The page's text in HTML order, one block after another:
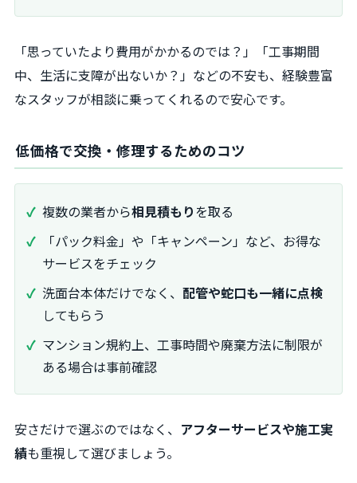
「思っていたより費用がかかるのでは？」「工事期間
中、生活に支障が出ないか？」などの不安も、経験豊富
なスタッフが相談に乗ってくれるので安心です。
低価格で交換・修理するためのコツ
複数の業者から相見積もりを取る
「パック料金」や「キャンペーン」など、お得な
サービスをチェック
洗面台本体だけでなく、 配管や蛇口も一緒に点検
してもらう
マンション規約上、工事時間や廃棄方法に制限が
ある場合は事前確認
安さだけで選ぶのではなく、 アフターサービスや施工実
績も重視して選びましょう。